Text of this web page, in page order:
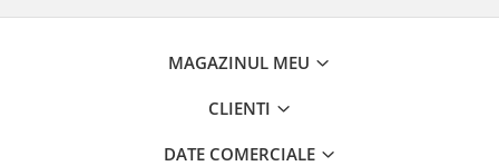
MAGAZINUL MEU
CLIENTI
DATE COMERCIALE